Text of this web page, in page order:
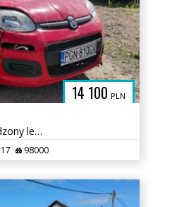
14 100 PLN
2017r, 1.2 Benzyna. Uszkodzony lewy bok.
98000